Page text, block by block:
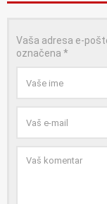
Vaša adresa e-
označena *